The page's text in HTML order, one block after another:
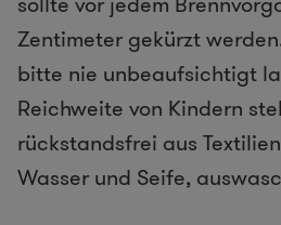
Zentimeter gekürzt
bitte nie unbeaufsichtigt
Reichweite von Kindern
rückstandsfrei aus
Wasser und Seife,